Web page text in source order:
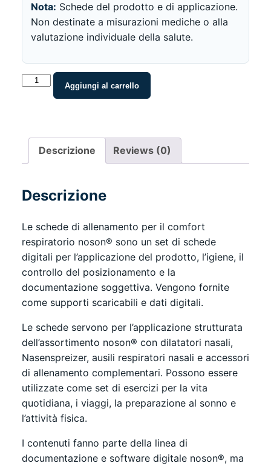
Nota: Schede del prodotto e di applicazione.
Non destinate a misurazioni mediche o alla
valutazione individuale della salute.
noson®
Schede
per
PDF
Aggiungi al carrello
Descrizione Reviews (0)
Descrizione
Le schede di allenamento per il comfort
respiratorio noson® sono un set di schede
digitali per l’applicazione del prodotto, l’igiene, il
controllo del posizionamento e la
documentazione soggettiva. Vengono fornite
come supporti scaricabili e dati digitali.
Le schede servono per l’applicazione strutturata
dell’assortimento noson® con dilatatori nasali,
Nasenspreizer, ausili respiratori nasali e accessori
di allenamento complementari. Possono essere
utilizzate come set di esercizi per la vita
quotidiana, i viaggi, la preparazione al sonno e
l’attività fisica.
I contenuti fanno parte della linea di
documentazione e software digitale noson®, ma